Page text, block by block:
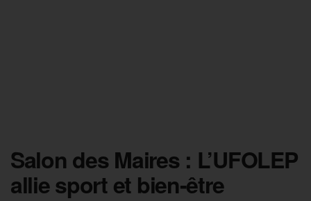
Salon des Maires : L’UFOLEP
allie sport et bien-être